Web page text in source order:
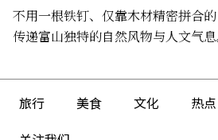
不用一根铁钉、仅靠木材精密拼合
传递富山独特的自然风物与人文气息
旅行 美食 文化 热点